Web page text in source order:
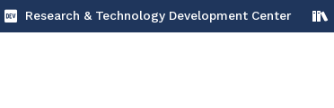
Research & Technology Development Center
PUBLICATION NEWS